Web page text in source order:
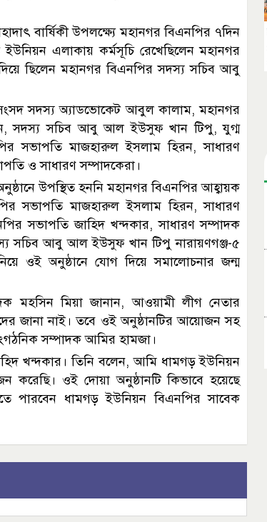
বার্ষিকী উপলক্ষ্যে মহানগর বিএনপির ৭দিন
ইউনিয়ন এলাকায় কর্মসূচি রেখেছিলেন মহানগর
ছিলেন মহানগর বিএনপির সদস্য সচিব আবু
সদস্য অ্যাডভোকেট আবুল কালাম, মহানগর
সদস্য সচিব আবু আল ইউসুফ খান টিপু, যুগ্ম
সভাপতি মাজহারুল ইসলাম হিরন, সাধারণ
ও সাধারণ সম্পাদকেরা।
উপস্থিত হননি মহানগর বিএনপির আহ্বায়ক
সভাপতি মাজহারুল ইসলাম হিরন, সাধারণ
সভাপতি জাহিদ খন্দকার, সাধারণ সম্পাদক
সচিব আবু আল ইউসুফ খান টিপু নারায়ণগঞ্জ-৫
ওই অনুষ্ঠানে যোগ দিয়ে সমালোচনার জন্ম
মহসিন মিয়া জানান, আওয়ামী লীগ নেতার
জানা নাই। তবে ওই অনুষ্ঠানটির আয়োজন সহ
সম্পাদক আমির হামজা।
খন্দকার। তিনি বলেন, আমি ধামগড় ইউনিয়ন
ওই দোয়া অনুষ্ঠানটি কিভাবে হয়েছে
পারবেন ধামগড় ইউনিয়ন বিএনপির সাবেক